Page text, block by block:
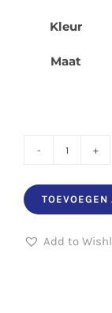
Kleur
Maat
Urban
dark
Light
TOEVOEGEN
Add to